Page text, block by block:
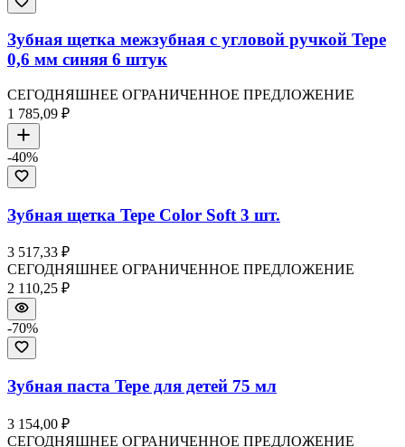
Зубная щетка межзубная с угловой ручкой Tepe
0,6 мм синяя 6 штук
СЕГОДНЯШНЕЕ ОГРАНИЧЕННОЕ ПРЕДЛОЖЕНИЕ
1 785,09 ₽
-40%
Зубная щетка Tepe Color Soft 3 шт.
3 517,33 ₽
СЕГОДНЯШНЕЕ ОГРАНИЧЕННОЕ ПРЕДЛОЖЕНИЕ
2 110,25 ₽
-70%
Зубная паста Tepe для детей 75 мл
3 154,00 ₽
СЕГОДНЯШНЕЕ ОГРАНИЧЕННОЕ ПРЕДЛОЖЕНИЕ